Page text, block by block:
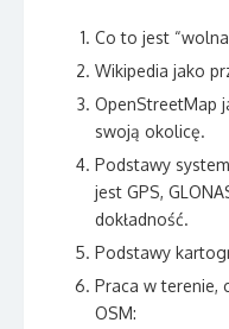
Co to jest
Wikipedia jako
OpenStreetMap
swoją okolicę.
Podstawy
jest GPS,
dokładność.
Podstawy
Praca w terenie,
OSM: